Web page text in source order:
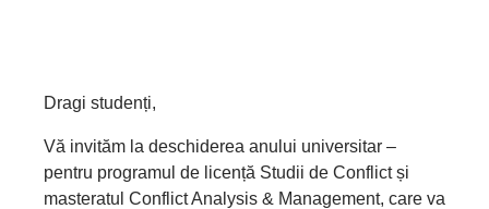
Dragi studenți,
Vă invităm la deschiderea anului universitar –
pentru programul de licență Studii de Conflict și
masteratul Conflict Analysis & Management, care va